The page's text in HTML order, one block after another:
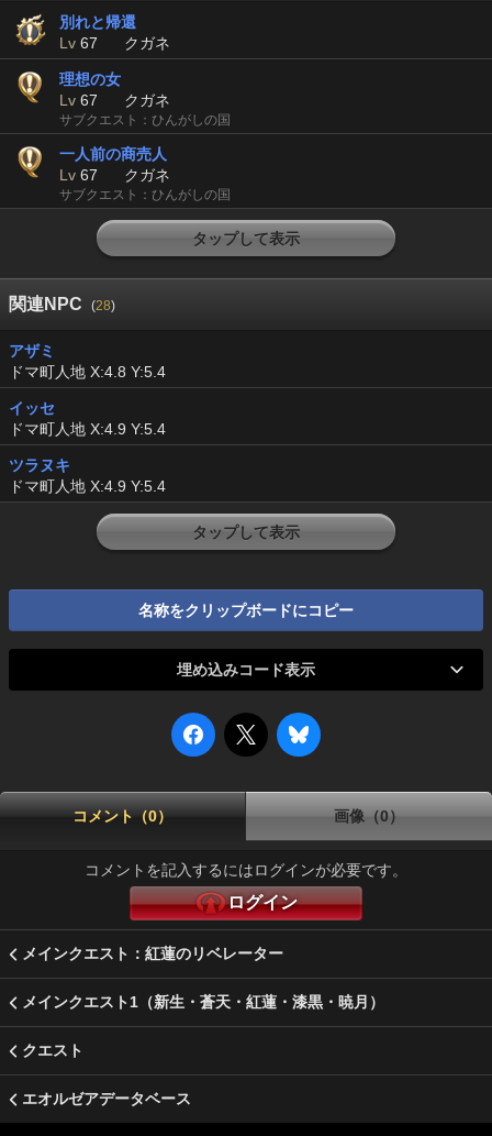
別れと帰還
Lv 67 クガネ
理想の女
Lv 67 クガネ
サブクエスト：ひんがしの国
一人前の商売人
Lv 67 クガネ
サブクエスト：ひんがしの国
タップして表示
関連NPC (28)
アザミ
ドマ町人地 X:4.8 Y:5.4
イッセ
ドマ町人地 X:4.9 Y:5.4
ツラヌキ
ドマ町人地 X:4.9 Y:5.4
タップして表示
名称をクリップボードにコピー
埋め込みコード表示
コメント（0） 画像（0）
コメントを記入するにはログインが必要です。
ログイン
メインクエスト：紅蓮のリベレーター
メインクエスト1（新生・蒼天・紅蓮・漆黒・暁月）
クエスト
エオルゼアデータベース